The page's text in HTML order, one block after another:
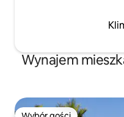
Wynajem